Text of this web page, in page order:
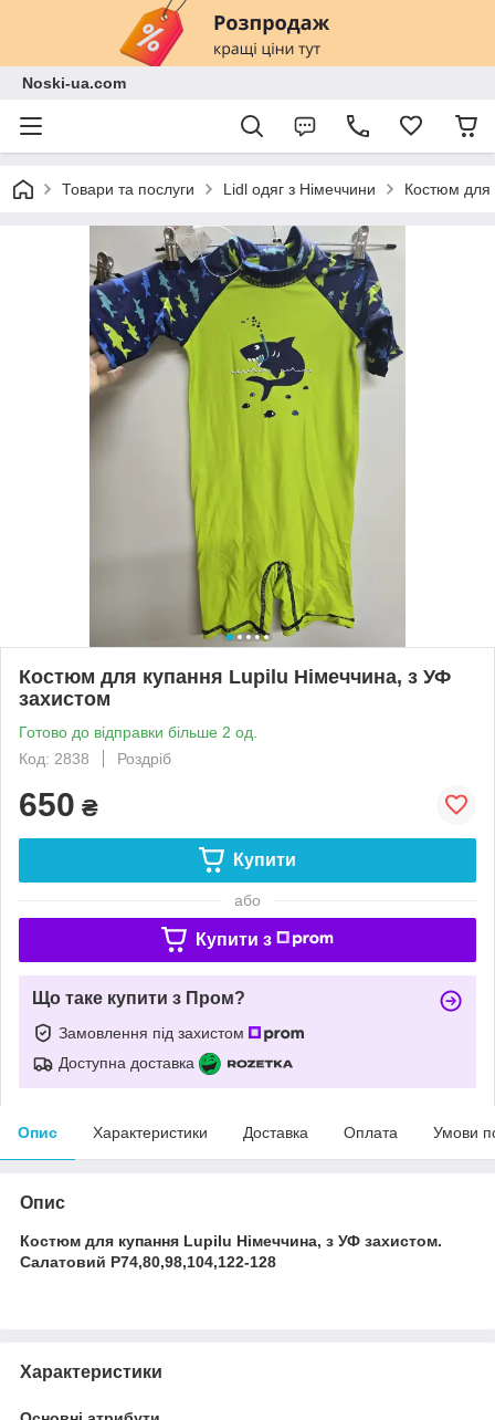
Noski-ua.com
Товари та послуги Lidl одяг з Німеччини Костюм для
Костюм для купання Lupilu Німеччина, з УФ
захистом
Готово до відправки більше 2 од.
Код: 2838
Роздріб
650 ₴
Купити
або
Купити з
Що таке купити з Пром?
Замовлення під захистом
Доступна доставка
Опис Характеристики Доставка Оплата Умови
Опис
Костюм для купання Lupilu Німеччина, з УФ захистом.
Салатовий Р74,80,98,104,122-128
Характеристики